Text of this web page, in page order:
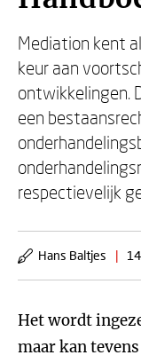
Mediation kent
keur aan
ontwikkelingen.
een
respectievelijk
Hans Baltjes |
Het wordt
maar kan